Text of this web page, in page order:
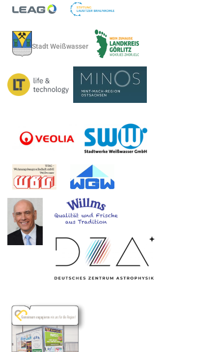
Stadt Weißwasser